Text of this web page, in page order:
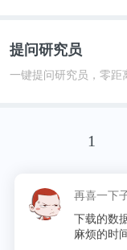
提问研究员
一键提问研究员，零距
1
再喜一下
下载的数
麻烦的时